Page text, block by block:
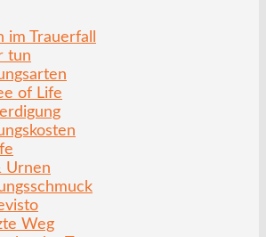
im Trauerfall
tun
of Life
Urnen
Weg